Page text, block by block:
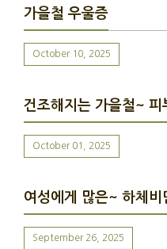
가을철 우울증
October 10, 2025
건조해지는 가을철~ 피
October 01, 2025
여성에게 많은~ 하체비
September 26, 2025